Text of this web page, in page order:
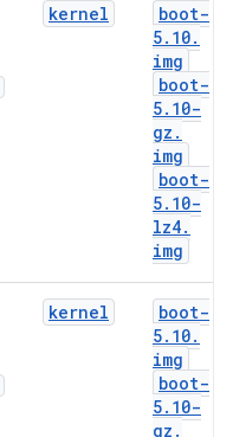
kernel
boot-
5. 10.
img
boot-
5. 10-
gz .
img
boot-
5. 10-
lz4.
img
kernel
boot-
5. 10.
img
boot-
5. 10-
gz .